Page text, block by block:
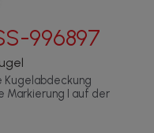
996897
Kugelabdeckung
Markierung I auf der